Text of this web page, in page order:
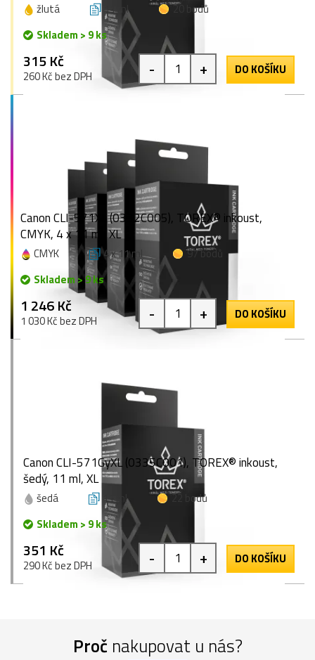
žlutá 11 ml
20 bodů
Skladem > 9 ks
315 Kč
260 Kč bez DPH - + DO KOŠÍKU
Canon CLI-571XL (0332C005), TOREX® inkoust,
CMYK, 4 x 11 ml, XL
CMYK 4 x 11 ml
97 bodů
Skladem > 9 ks
1 246 Kč
1 030 Kč bez DPH - + DO KOŠÍKU
Canon CLI-571GyXL (0335C001), TOREX® inkoust,
šedý, 11 ml, XL
šedá 11 ml
22 bodů
Skladem > 9 ks
351 Kč
290 Kč bez DPH - + DO KOŠÍKU
Proč nakupovat u nás?